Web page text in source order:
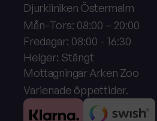
Djurkliniken Östermalm
Mån-Tors: 08:00 – 20:00
Fredagar: 08:00 - 16:30
Helger: Stängt
Mottagningar Arken Zoo
Varienade öppettider.